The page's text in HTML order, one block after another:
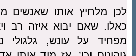
לכן מלחיץ אותו שאנשים
כאלו. שאם יבוא איזה רב
מפחיד על עונש, גלגולי